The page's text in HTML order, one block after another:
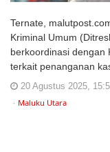
Ternate,
Kriminal Umum
berkoordinasi dengan
terkait penanganan
20 Agustus 2025,
Maluku Utara